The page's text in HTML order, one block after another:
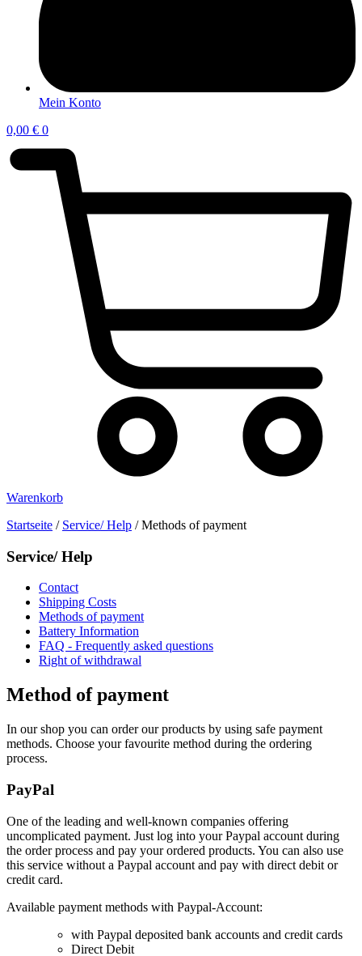
Mein Konto
0,00 € 0
Warenkorb
Startseite / Service/ Help /Methods of payment
Service/ Help
Contact
Shipping Costs
Methods of payment
Battery Information
FAQ - Frequently asked questions
Right of withdrawal
Method of payment
In our shop you can order our products by using safe payment
methods. Choose your favourite method during the ordering
process.
PayPal
One of the leading and well-known companies offering
uncomplicated payment. Just log into your Paypal account during
the order process and pay your ordered products. You can also use
this service without a Paypal account and pay with direct debit or
credit card.
Available payment methods with Paypal-Account:
with Paypal deposited bank accounts and credit cards
Direct Debit